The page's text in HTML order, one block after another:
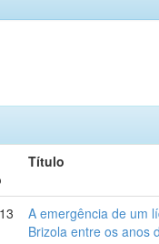
Título
A emergência de um
Brizola entre os anos